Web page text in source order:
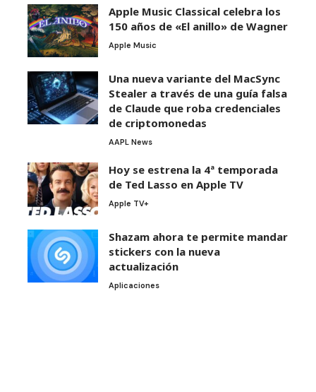
Apple Music Classical celebra los
150 años de «El anillo» de Wagner
Apple Music
Una nueva variante del MacSync
Stealer a través de una guía falsa
de Claude que roba credenciales
de criptomonedas
AAPL News
Hoy se estrena la 4ª temporada
de Ted Lasso en Apple TV
Apple TV+
Shazam ahora te permite mandar
stickers con la nueva
actualización
Aplicaciones